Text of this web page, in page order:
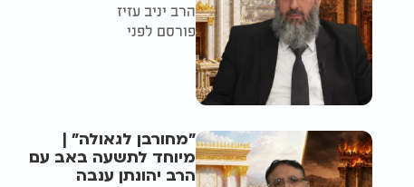
הרב יניב עזיז
פורסם לפני
"מחורבן לגאולה" |
מיוחד לתשעה באב עם
הרב יהונתן ענבה